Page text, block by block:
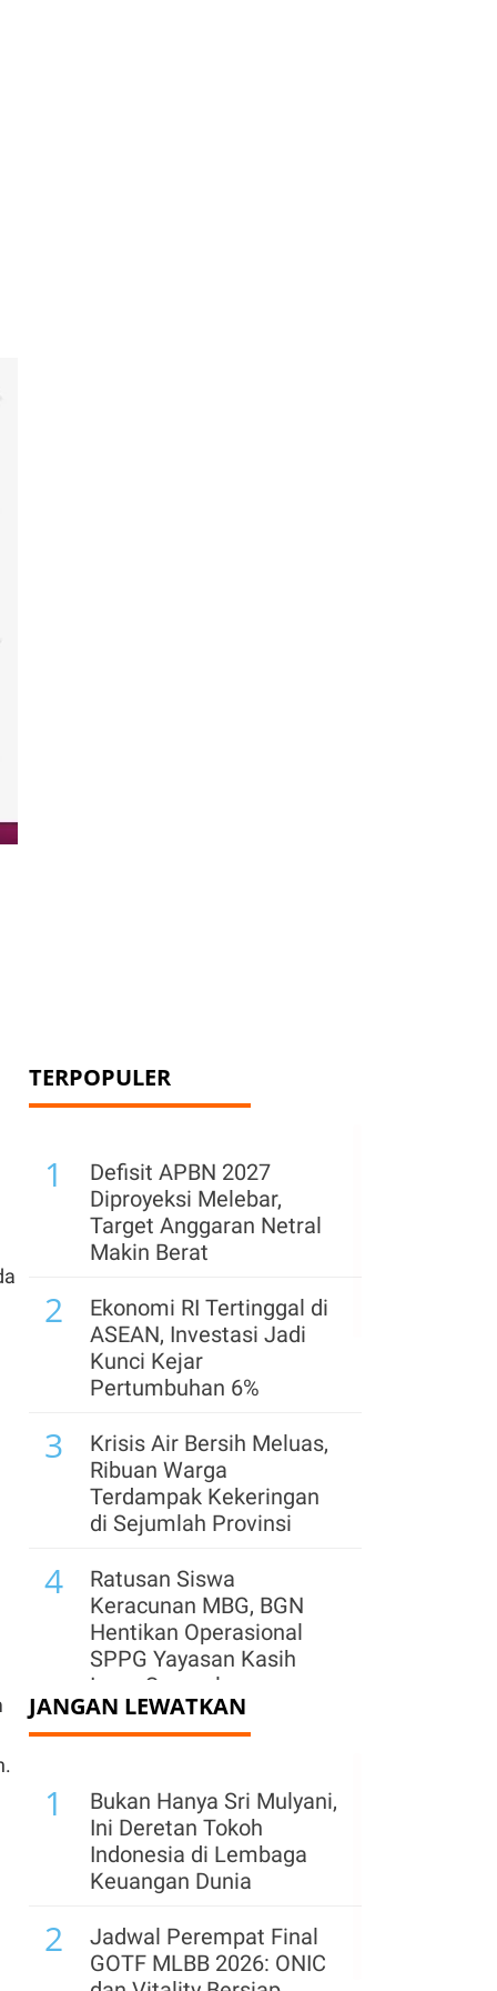
TERPOPULER
1
Defisit APBN 2027
Diproyeksi Melebar,
Target Anggaran Netral
Makin Berat
2
Ekonomi RI Tertinggal di
ASEAN, Investasi Jadi
Kunci Kejar
Pertumbuhan 6%
3
Krisis Air Bersih Meluas,
Ribuan Warga
Terdampak Kekeringan
di Sejumlah Provinsi
4
Ratusan Siswa
Keracunan MBG, BGN
Hentikan Operasional
SPPG Yayasan Kasih
Iman Samuel
5
Cadangan Devisa
Jadi US$ 145,3 Miliar
Pada Juli 2026
Kementerian ESDM
Klaim PNBP Capai Rp
96,26 Triliun hingga Juli
2026
JANGAN LEWATKAN
1
Bukan Hanya Sri Mulyani,
Ini Deretan Tokoh
Indonesia di Lembaga
Keuangan Dunia
2
Jadwal Perempat Final
GOTF MLBB 2026: ONIC